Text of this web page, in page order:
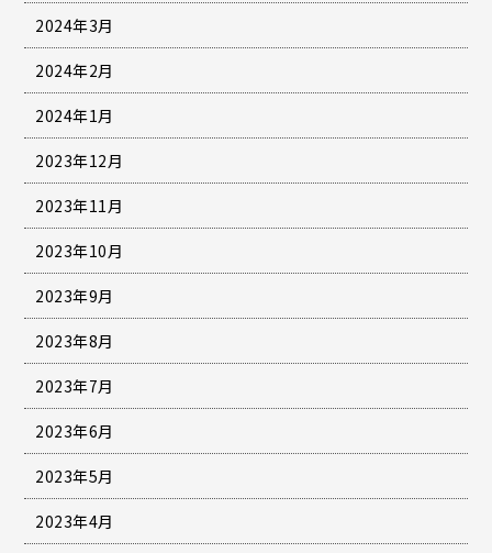
2024年3月
2024年2月
2024年1月
2023年12月
2023年11月
2023年10月
2023年9月
2023年8月
2023年7月
2023年6月
2023年5月
2023年4月